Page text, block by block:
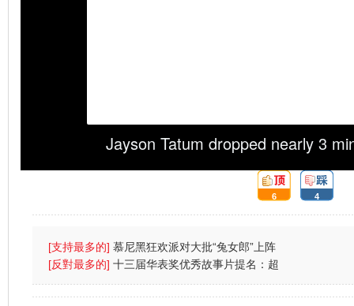
Jayson Tatum dropped nearly 3
頂:
6
踩:
4
[支持最多的] 慕尼黑狂欢派对大批“兔女郎”上阵
(图)
[反對最多的] 十三届华表奖优秀故事片提名：超
强台风